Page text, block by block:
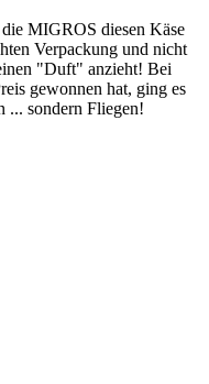
MIGROS diesen Käse
Verpackung und nicht
"Duft" anzieht! Bei
gewonnen hat, ging es
... sondern Fliegen!